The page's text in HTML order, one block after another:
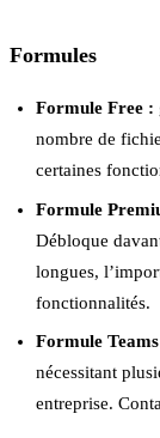
Formules
Formule Free :
nombre de
certaines
Formule
Débloque
longues,
fonctionnalités.
Formule
nécessitant
entreprise.